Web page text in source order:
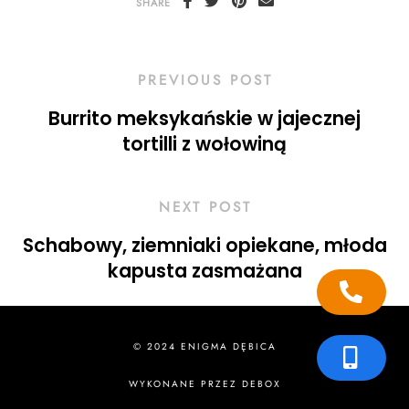
PREVIOUS POST
Burrito meksykańskie w jajecznej
tortilli z wołowiną
NEXT POST
Schabowy, ziemniaki opiekane, młoda
kapusta zasmażana
© 2024 ENIGMA DĘBICA
WYKONANE PRZEZ DEBOX